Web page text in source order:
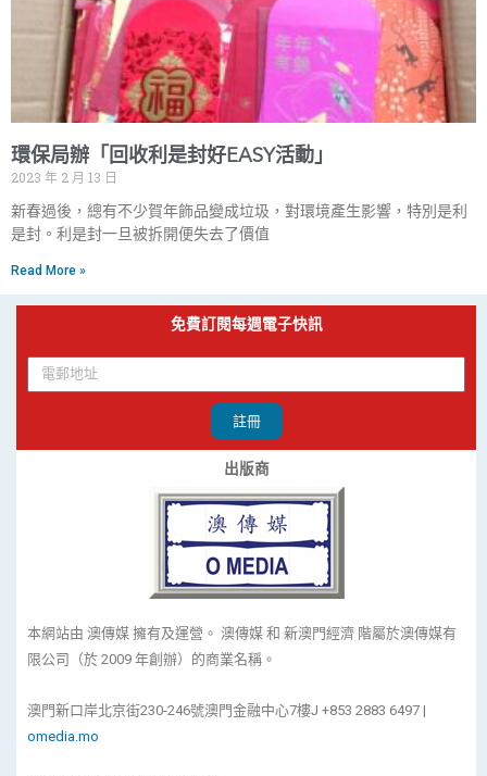
環保局辦「回收利是封好EASY活動」
2023 年 2 月 13 日
新春過後，總有不少賀年飾品變成垃圾，對環境產生影響，特別是利
是封。利是封一旦被拆開便失去了價值
Read More »
免費訂閱每週電子快訊
註冊
出版商
本網站由 澳傳媒 擁有及運營。 澳傳媒 和 新澳門經濟 階屬於澳傳媒有
限公司（於 2009 年創辦）的商業名稱。
澳門新口岸北京街230-246號澳門金融中心7樓J +853 2883 6497 |
omedia.mo